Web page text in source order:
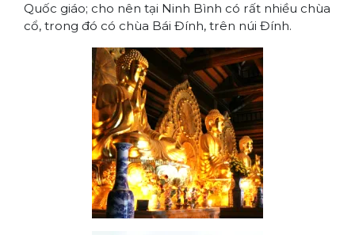
Quốc giáo; cho nên tại Ninh Bình có rất nhiều chùa
cổ, trong đó có chùa Bái Đính, trên núi Đính.